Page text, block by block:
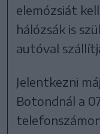
elemózsiát
hálózsák is
autóval
Jelentkezni
Botondnál a